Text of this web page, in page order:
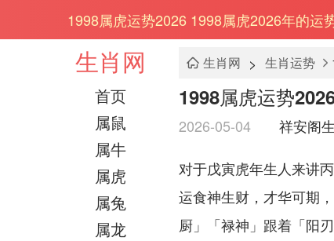
1998属虎运势2026 1998属虎2026年的运
生肖网
首页
属鼠
属牛
属虎
属兔
属龙
生肖网 > 生肖运势
1998属虎运势
2026-05-04 祥安阁
对于戊寅虎年生人来讲
运食神生财，才华可期
厨」「禄神」跟着「阳